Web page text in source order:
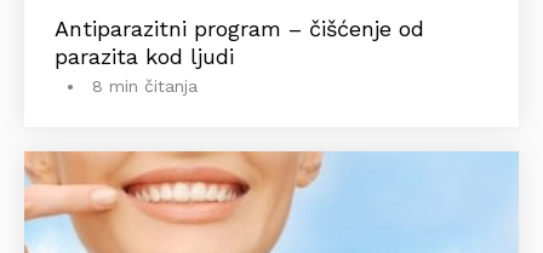
Antiparazitni program – čišćenje od
parazita kod ljudi
8 min čitanja